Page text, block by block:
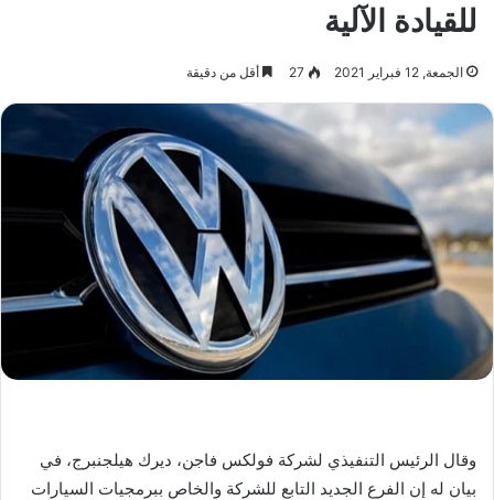
للقيادة الآلية
الجمعة, 12 فبراير 2021 27 أقل من دقيقة
وقال الرئيس التنفيذي لشركة فولكس فاجن، ديرك هيلجنبرج، في
بيان له إن الفرع الجديد التابع للشركة والخاص ببرمجيات السيارات